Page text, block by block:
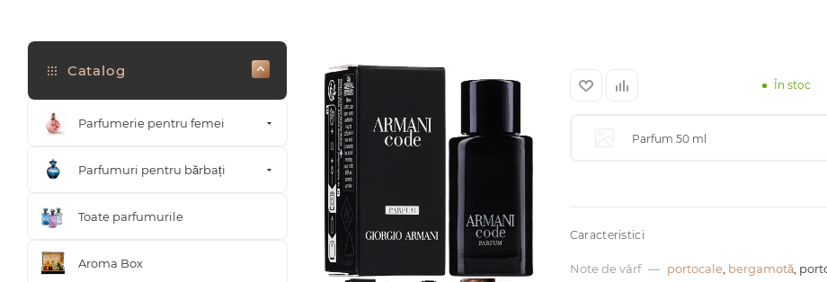
În stoc
Parfum 50 ml
Caracteristici
Note de vârf — portocale, bergamotă,
Catalog
Parfumerie pentru femei
Parfumuri pentru bărbați
Toate parfumurile
Aroma Box